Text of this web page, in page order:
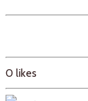
0 likes